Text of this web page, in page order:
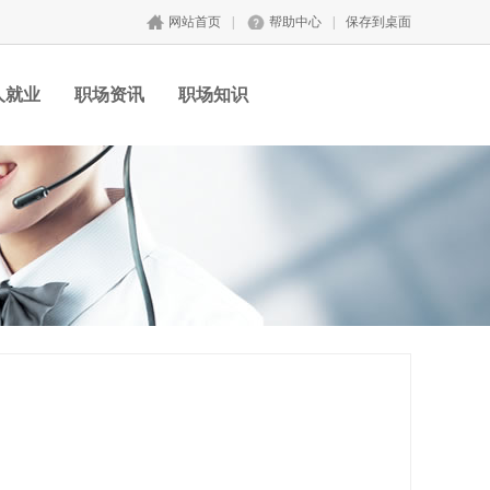
网站首页 帮助中心 保存到桌面
就业 职场资讯 职场知识